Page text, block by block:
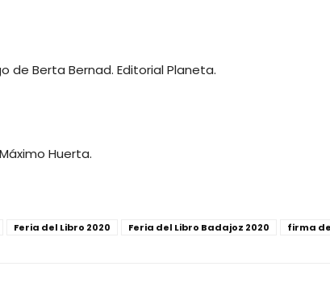
de Berta Bernad. Editorial Planeta.
Huerta.
Feria del Libro 2020 Feria del Libro Badajoz 2020 firma